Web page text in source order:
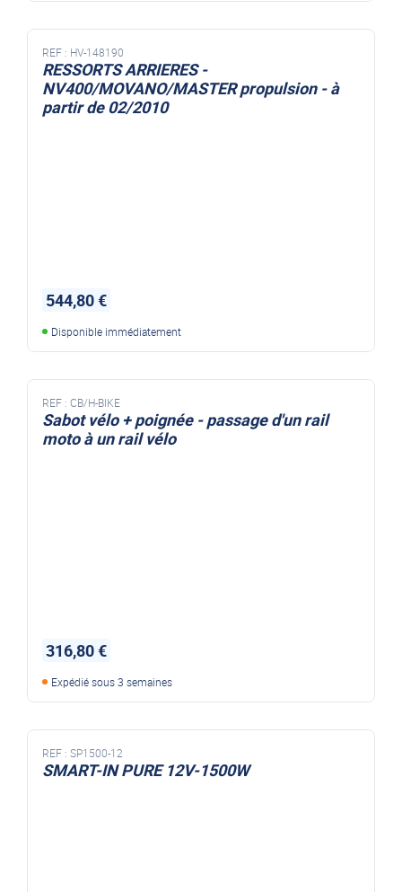
REF : HV-148190
RESSORTS ARRIERES -
NV400/MOVANO/MASTER propulsion - à
partir de 02/2010
544,80 €
Disponible immédiatement
REF : CB/H-BIKE
Sabot vélo + poignée - passage d'un rail
moto à un rail vélo
316,80 €
Expédié sous 3 semaines
REF : SP1500-12
SMART-IN PURE 12V-1500W